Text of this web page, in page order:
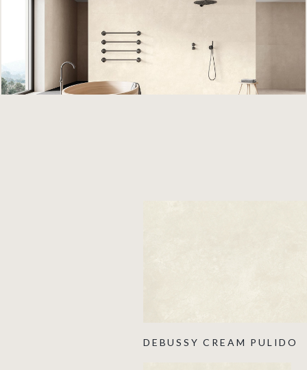
DEBUSSY CREAM PULIDO